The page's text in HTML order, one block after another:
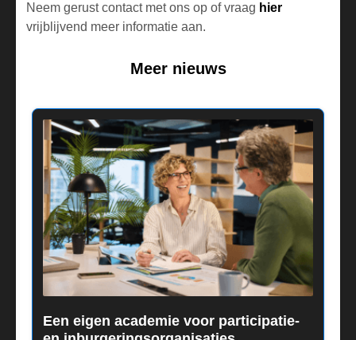
Neem gerust contact met ons op of vraag hier
vrijblijvend meer informatie aan.
Meer nieuws
Een eigen academie voor participatie-